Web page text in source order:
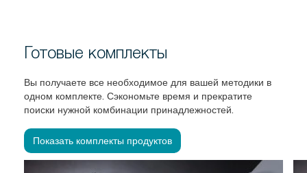
Готовые комплекты
Вы получаете все необходимое для вашей методики в
одном комплекте. Сэкономьте время и прекратите
поиски нужной комбинации принадлежностей.
Показать комплекты продуктов